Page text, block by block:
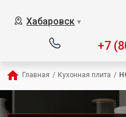
Хабаровск ▼
+7
Главная / Кухонная плита /